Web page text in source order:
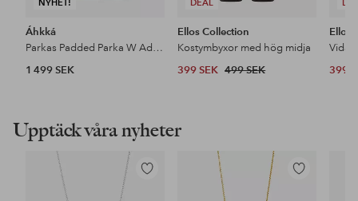
NYHET!
Áhkká
Parkas Padded Parka W Adjustable Waist
1 499 SEK
DEAL
Ellos Collection
Kostymbyxor med hög midja
399 SEK 499 SEK
Ellos
399
Upptäck våra nyheter
Lägg
Lägg